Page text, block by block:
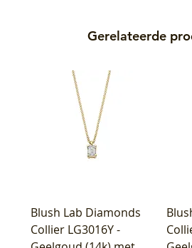
Gerelateerde
Blush Lab Diamonds
Collier LG3016Y -